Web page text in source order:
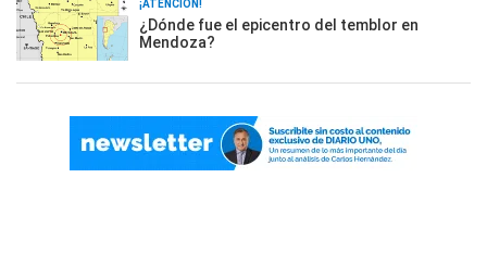
¡ATENCIÓN!
¿Dónde fue el epicentro del temblor en
Mendoza?